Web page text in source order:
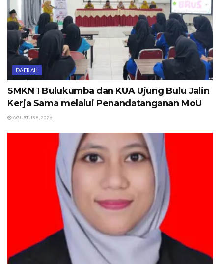
DAERAH
SMKN 1 Bulukumba dan KUA Ujung Bulu Jalin
Kerja Sama melalui Penandatanganan MoU
AGUSTUS 8, 2026